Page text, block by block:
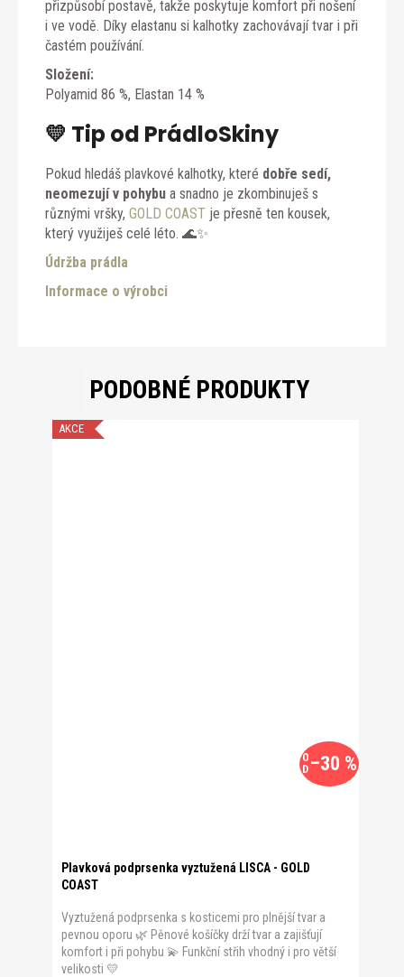
přizpůsobí postavě, takže poskytuje komfort při nošení
i ve vodě. Díky elastanu si kalhotky zachovávají tvar i při
častém používání.
Složení:
Polyamid 86 %, Elastan 14 %
💛 Tip od PrádloSkiny
Pokud hledáš plavkové kalhotky, které dobře sedí,
neomezují v pohybu a snadno je zkombinuješ s
různými vršky, GOLD COAST je přesně ten kousek,
který využiješ celé léto. 🌊✨
Údržba prádla
Informace o výrobci
PODOBNÉ PRODUKTY
AKCE
O
D –30 %
Plavková podprsenka vyztužená LISCA - GOLD
COAST
Vyztužená podprsenka s kosticemi pro plnější tvar a
pevnou oporu 🌿 Pěnové košíčky drží tvar a zajišťují
komfort i při pohybu 💫 Funkční střih vhodný i pro větší
velikosti 💛